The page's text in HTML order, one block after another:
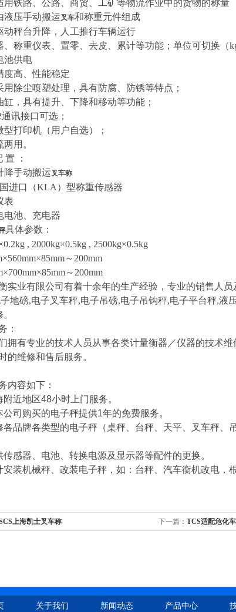
用铁路、公路、商贸、工矿等物流作业中的货物的称量
液压手动搬运叉车和称重元件组成
动秤台升降，人工推行车辆运行
、称重仪表、置零、去皮、累计等功能；单位可切换（
池供电
度高、性能稳定
用除尘喷塑处理，具有防腐、防锈等特点；
缸，具有提升、下降和移动等功能；
通讯接口可选；
型打印机（用户自选）；
用。
置
：
降手动搬运叉车称
进口 （KLA） 型称重传感器
表
电池、充电器
具体参数：
, 2000kg×0.5kg , 2500kg×0.5kg
60mm×85mm～ 200mm
～ 200mm
衡实业有限公司有着十余年的生产经验，专业的销售人
地磅,电子叉车秤,电子吊磅,电子吊钩秤,电子平台秤,液
：
有专业的技术人员从事各类计量衡器／仪器的技术维
的维修和售后服务。
容如下：
附近地区48小时上门服务。
公司购买的电子秤提供1年的免费服务。
各品牌各类型的电子秤（桌秤、台秤、天平、叉车秤
传感器、电池、转换电源及显示器等配件的更换。
安装机械秤、改装电子秤，如：台秤、汽车衡机改电，
上海凯士叉车称 下一篇： TCS适配危化
关于我们 新闻动态 产品中心